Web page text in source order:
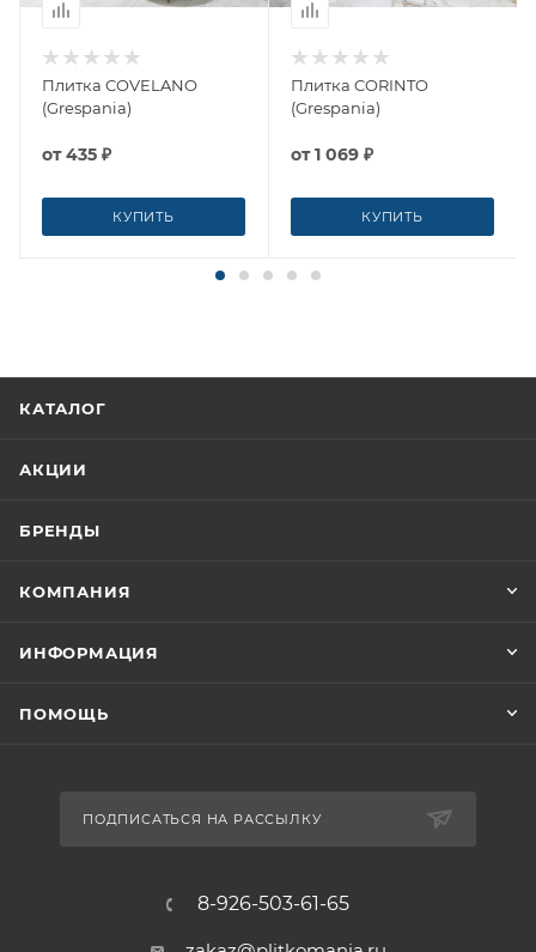
Плитка COVELANO
(Grespania)
от435 ₽
КУПИТЬ
Плитка CORINTO
(Grespania)
от1 069 ₽
КУПИТЬ
КАТАЛОГ
АКЦИИ
БРЕНДЫ
КОМПАНИЯ
ИНФОРМАЦИЯ
ПОМОЩЬ
ПОДПИСАТЬСЯ НА РАССЫЛКУ
8-926-503-61-65